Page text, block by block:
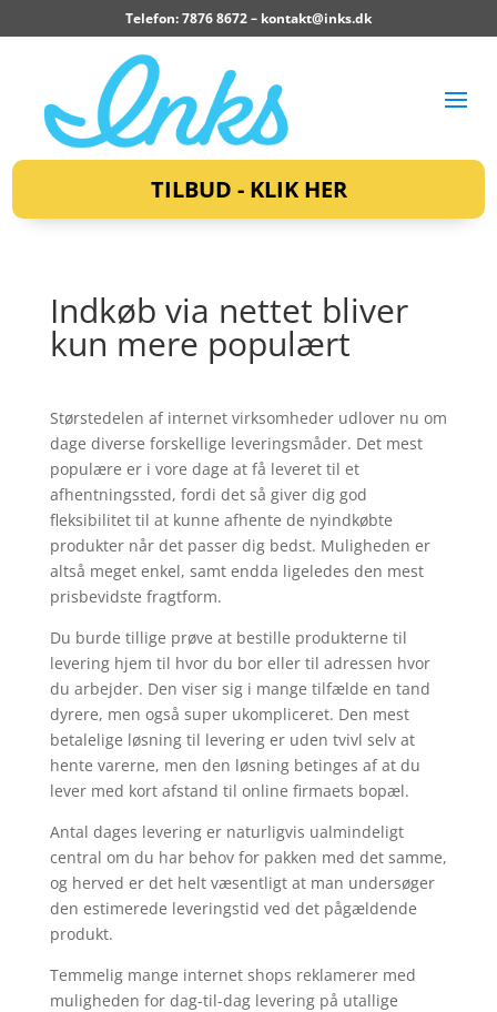
Telefon: 7876 8672 – kontakt@inks.dk
TILBUD - KLIK HER
Indkøb via nettet bliver
kun mere populært
Størstedelen af internet virksomheder udlover nu om
dage diverse forskellige leveringsmåder. Det mest
populære er i vore dage at få leveret til et
afhentningssted, fordi det så giver dig god
fleksibilitet til at kunne afhente de nyindkøbte
produkter når det passer dig bedst. Muligheden er
altså meget enkel, samt endda ligeledes den mest
prisbevidste fragtform.
Du burde tillige prøve at bestille produkterne til
levering hjem til hvor du bor eller til adressen hvor
du arbejder. Den viser sig i mange tilfælde en tand
dyrere, men også super ukompliceret. Den mest
betalelige løsning til levering er uden tvivl selv at
hente varerne, men den løsning betinges af at du
lever med kort afstand til online firmaets bopæl.
Antal dages levering er naturligvis ualmindeligt
central om du har behov for pakken med det samme,
og herved er det helt væsentligt at man undersøger
den estimerede leveringstid ved det pågældende
produkt.
Temmelig mange internet shops reklamerer med
muligheden for dag-til-dag levering på utallige